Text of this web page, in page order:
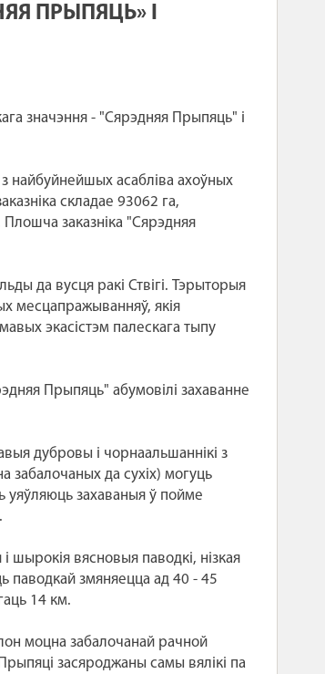
ПРЫПЯЦЬ» І
значэння - "Сярэдняя Прыпяць" і
найбуйнейшых асабліва ахоўных
складае 93062 га,
заказніка "Сярэдняя
да вусця ракі Ствігі. Тэрыторыя
месцапражыванняў, якія
экасістэм палескага тыпу
Прыпяць" абумовілі захаванне
дубровы і чорнаальшаннікі з
забалочаных да сухіх) могуць
уяўляюць захаваныя ў пойме
вясновыя паводкі, нізкая
паводкай змяняецца ад 40 - 45
14 км.
моцна забалочанай рачной
засяроджаны самы вялікі па